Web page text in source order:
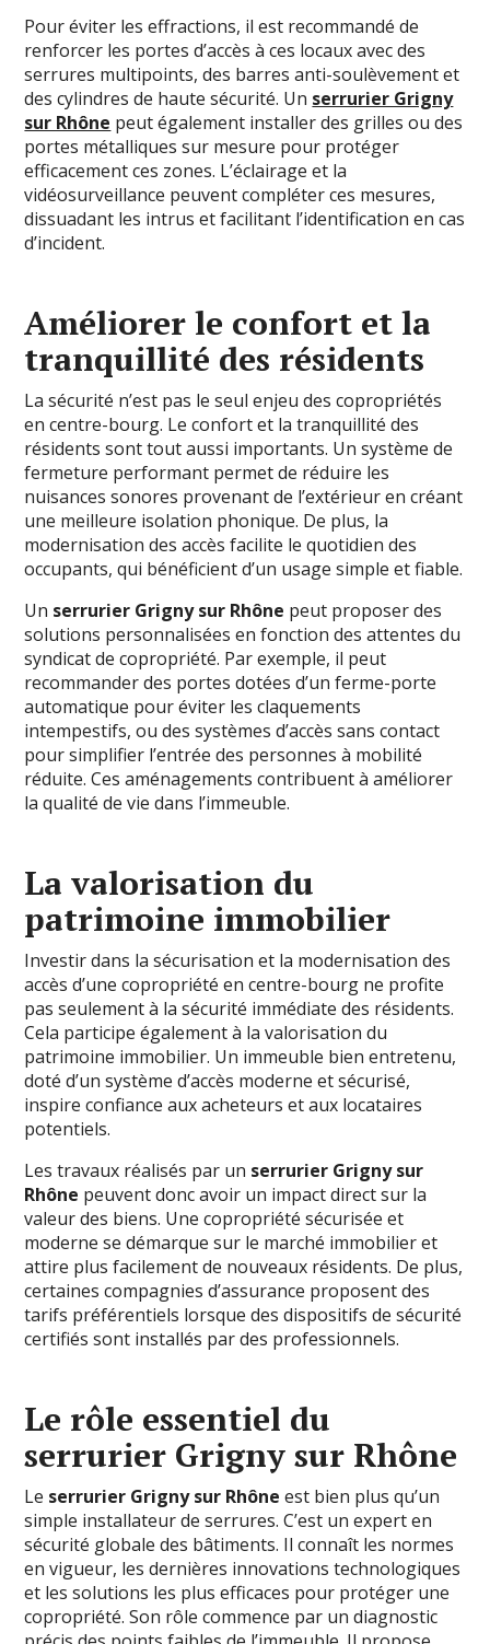
Pour éviter les effractions, il est recommandé de
renforcer les portes d’accès à ces locaux avec des
serrures multipoints, des barres anti-soulèvement et
des cylindres de haute sécurité. Un serrurier Grigny
sur Rhône peut également installer des grilles ou des
portes métalliques sur mesure pour protéger
efficacement ces zones. L’éclairage et la
vidéosurveillance peuvent compléter ces mesures,
dissuadant les intrus et facilitant l’identification en cas
d’incident.
Améliorer le confort et la
tranquillité des résidents
La sécurité n’est pas le seul enjeu des copropriétés
en centre-bourg. Le confort et la tranquillité des
résidents sont tout aussi importants. Un système de
fermeture performant permet de réduire les
nuisances sonores provenant de l’extérieur en créant
une meilleure isolation phonique. De plus, la
modernisation des accès facilite le quotidien des
occupants, qui bénéficient d’un usage simple et fiable.
Un serrurier Grigny sur Rhône peut proposer des
solutions personnalisées en fonction des attentes du
syndicat de copropriété. Par exemple, il peut
recommander des portes dotées d’un ferme-porte
automatique pour éviter les claquements
intempestifs, ou des systèmes d’accès sans contact
pour simplifier l’entrée des personnes à mobilité
réduite. Ces aménagements contribuent à améliorer
la qualité de vie dans l’immeuble.
La valorisation du
patrimoine immobilier
Investir dans la sécurisation et la modernisation des
accès d’une copropriété en centre-bourg ne profite
pas seulement à la sécurité immédiate des résidents.
Cela participe également à la valorisation du
patrimoine immobilier. Un immeuble bien entretenu,
doté d’un système d’accès moderne et sécurisé,
inspire confiance aux acheteurs et aux locataires
potentiels.
Les travaux réalisés par un serrurier Grigny sur
Rhône peuvent donc avoir un impact direct sur la
valeur des biens. Une copropriété sécurisée et
moderne se démarque sur le marché immobilier et
attire plus facilement de nouveaux résidents. De plus,
certaines compagnies d’assurance proposent des
tarifs préférentiels lorsque des dispositifs de sécurité
certifiés sont installés par des professionnels.
Le rôle essentiel du
serrurier Grigny sur Rhône
Le serrurier Grigny sur Rhône est bien plus qu’un
simple installateur de serrures. C’est un expert en
sécurité globale des bâtiments. Il connaît les normes
en vigueur, les dernières innovations technologiques
et les solutions les plus efficaces pour protéger une
copropriété. Son rôle commence par un diagnostic